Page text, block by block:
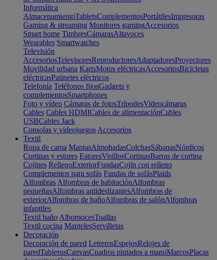
Informática
AlmacenamientoTabletsComplementosPortátilesImpresoras
Gaming & streaming Monitores gamingAccesorios
Smart home TimbresCámarasAltavoces
Wearables Smartwatches
Televisión
AccesoriosTelevisoresReproductoresAdaptadoresProyectores
Movilidad urbana KartsMotos eléctricasAccesoriosBicicletas
eléctricasPatinetes eléctricos
Telefonía Teléfonos fijosGadgets y
complementosSmartphones
Foto y vídeo Cámaras de fotosTrípodesVideocámaras
Cables Cables HDMICables de alimentaciónCables
USBCables Jack
Consolas y videojuegos Accesorios
Textil
Ropa de cama MantasAlmohadasColchasSábanasNórdicos
Cortinas y estores EstoresVisillosCortinasBarras de cortina
Cojines RellenoExteriorFundasCojín con relleno
Complementos para sofás Fundas de sofásPlaids
Alfombras Alfombras de habitaciónAlfombras
pequeñasAlfombras antideslizantesAlfombras de
exteriorAlfombras de bañoAlfombras de salónAlfombras
infantiles
Textil baño AlbornocesToallas
Textil cocina MantelesServilletas
Decoración
Decoración de pared LetrerosEspejosRelojes de
paredTablerosCanvasCuadros pintados a manoMarcosPlacas